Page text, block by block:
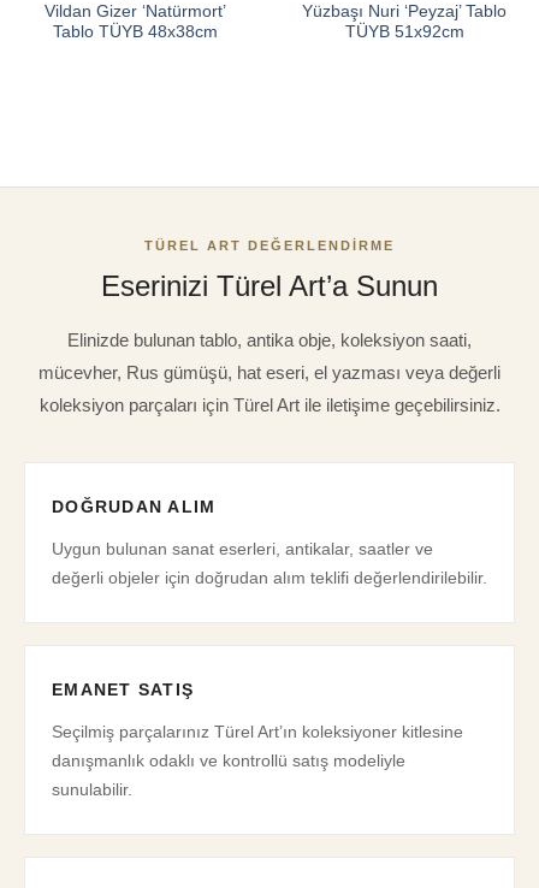
Vildan Gizer ‘Natürmort’
Tablo TÜYB 48x38cm
Yüzbaşı Nuri ‘Peyzaj’ Tablo
TÜYB 51x92cm
TÜREL ART DEĞERLENDIRME
Eserinizi Türel Art’a Sunun
Elinizde bulunan tablo, antika obje, koleksiyon saati,
mücevher, Rus gümüşü, hat eseri, el yazması veya değerli
koleksiyon parçaları için Türel Art ile iletişime geçebilirsiniz.
DOĞRUDAN ALIM
Uygun bulunan sanat eserleri, antikalar, saatler ve
değerli objeler için doğrudan alım teklifi değerlendirilebilir.
EMANET SATIŞ
Seçilmiş parçalarınız Türel Art’ın koleksiyoner kitlesine
danışmanlık odaklı ve kontrollü satış modeliyle
sunulabilir.